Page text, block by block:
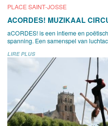
PLACE SAINT-JOSSE
ACORDES! MUZIKAAL
aCORDES! is een intieme en
spanning. Een samenspel van
LIRE PLUS